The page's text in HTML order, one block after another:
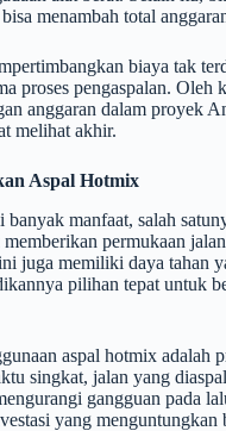
menambah total
biaya tak
proses pengaspalan. Oleh
anggaran dalam proyek
melihat akhir.
Aspal Hotmix
manfaat, salah
permukaan
juga memiliki daya tahan
pilihan tepat untuk
aspal hotmix adalah
singkat, jalan yang
gangguan pada
yang menguntungkan